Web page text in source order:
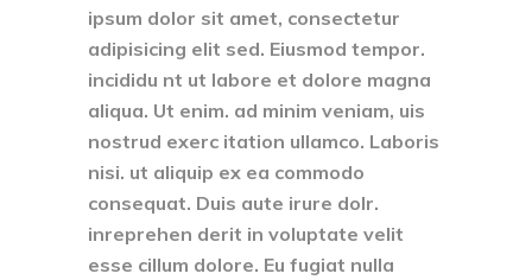
ipsum dolor sit amet, consectetur
adipisicing elit sed. Eiusmod tempor.
incididu nt ut labore et dolore magna
aliqua. Ut enim. ad minim veniam, uis
nostrud exerc itation ullamco. Laboris
nisi. ut aliquip ex ea commodo
consequat. Duis aute irure dolr.
inreprehen derit in voluptate velit
esse cillum dolore. Eu fugiat nulla